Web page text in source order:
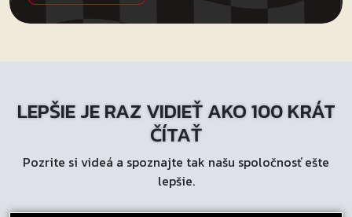
LEPŠIE JE RAZ VIDIEŤ AKO 100 KRÁT
ČÍTAŤ
Pozrite si videá a spoznajte tak našu spoločnosť ešte
lepšie.